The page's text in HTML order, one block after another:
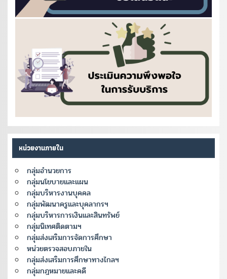
หน่วยงานภายใน
กลุ่มอำนวยการ
กลุ่มนโยบายและแผน
กลุ่มบริหารงานบุคคล
กลุ่มพัฒนาครูและบุคลากรฯ
กลุ่มบริหารการเงินและสินทรัพย์
กลุ่มนิเทศติดตามฯ
กลุ่มส่งเสริมการจัดการศึกษา
หน่วยตรวจสอบภายใน
กลุ่มส่งเสริมการศึกษาทางไกลฯ
กลุ่มกฎหมายและคดี